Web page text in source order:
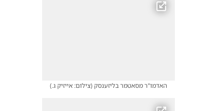
האדמו"ר מסאטמר בליזענסק (צילום: אייזיק ג.)